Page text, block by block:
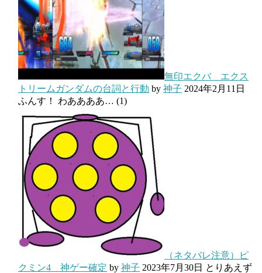
無印エクバ エクス
トリームガンダムの台詞と行動 by 神子 2024年2月11日
ふんす！ わああああ… (1)
（ネタバレ注意）ピ
クミン4 神ゲー確定 by 神子 2023年7月30日 とりあえず